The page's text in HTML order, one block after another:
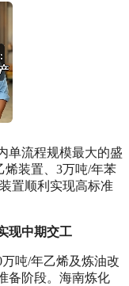
单流程规模最大的盛
烯装置、3万吨/年苯
置顺利实现高标准
现中期交工
吨/年乙烯及炼油改
备阶段。海南炼化